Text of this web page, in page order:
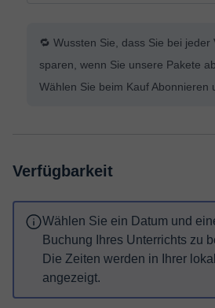
🔁 Wussten Sie, dass Sie bei jeder
sparen, wenn Sie unsere Pakete
Wählen Sie beim Kauf Abonnieren
Verfügbarkeit
Wählen Sie ein Datum und
Buchung Ihres Unterrichts zu
Die Zeiten werden in Ihrer
angezeigt.